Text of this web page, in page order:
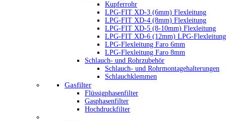
Kupferrohr
LPG-FIT XD-3 (6mm) Flexleitung
LPG-FIT XD-4 (8mm) Flexleitung
LPG-FIT XD-5 (8-10mm) Flexleitung
LPG-FIT XD-6 (12mm) LPG-Flexleitung
LPG-Flexleitung Faro 6mm
LPG-Flexleitung Faro 8mm
Schlauch- und Rohrzubehör
Schlauch- und Rohrmontagehalterungen
Schlauchklemmen
Gasfilter
Flüssigphasenfilter
Gasphasenfilter
Hochdruckfilter